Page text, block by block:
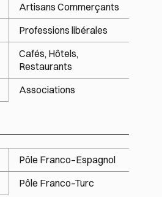
Artisans Commerçants
Professions libérales
Cafés, Hôtels,
Restaurants
Associations
Pôle Franco–Espagnol
Pôle Franco–Turc